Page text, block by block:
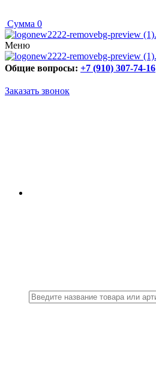
Сумма 0
Меню
Общие вопросы: +7 (910) 307-74-16
Заказать звонок